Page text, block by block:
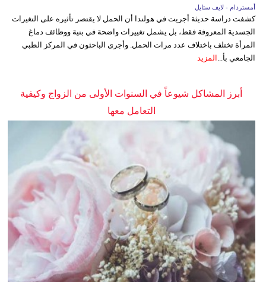
أمستردام - لايف ستايل
كشفت دراسة حديثة أجريت في هولندا أن الحمل لا يقتصر تأثيره على التغيرات
الجسدية المعروفة فقط، بل يشمل تغييرات واضحة في بنية ووظائف دماغ
المرأة تختلف باختلاف عدد مرات الحمل. وأجرى الباحثون في المركز الطبي
الجامعي بأ... المزيد
أبرز المشاكل شيوعاً في السنوات الأولى من الزواج وكيفية
التعامل معها